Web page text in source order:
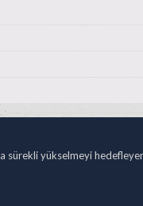
sürekli yükselmeyi